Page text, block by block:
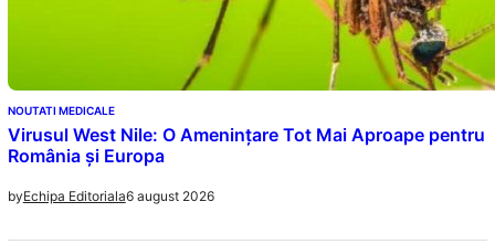
NOUTATI MEDICALE
Virusul West Nile: O Amenințare Tot Mai Aproape pentru
România și Europa
byEchipa Editoriala6 august 2026